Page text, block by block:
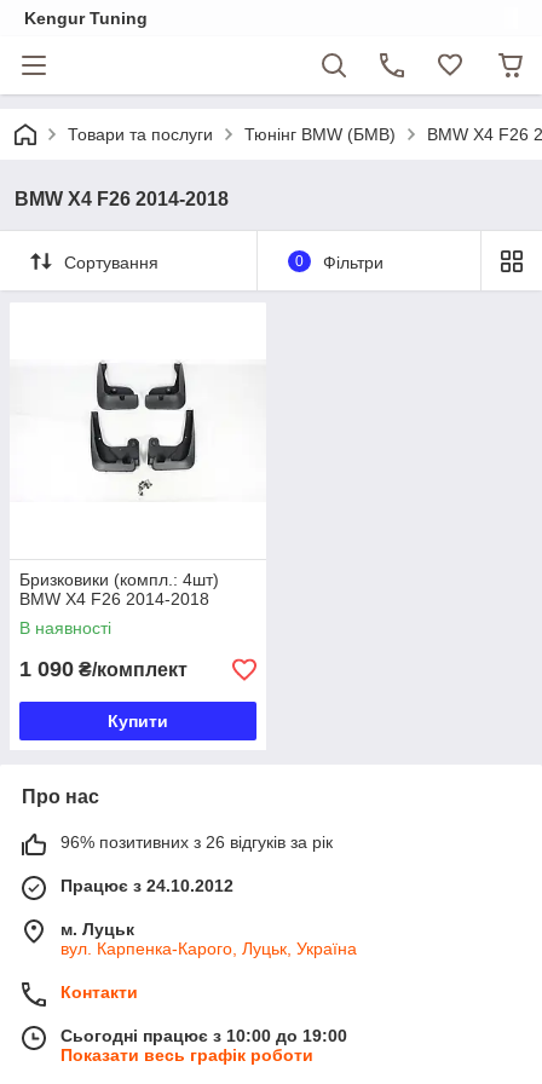
Kengur Tuning
Товари та послуги Тюнінг BMW (БМВ) BMW X4 F26
BMW X4 F26 2014-2018
Сортування 0 Фільтри
Бризковики (компл.: 4шт)
BMW X4 F26 2014-2018
В наявності
1 090 ₴/комплект
Купити
Про нас
96% позитивних з 26 відгуків за рік
Працює з 24.10.2012
м. Луцьк
вул. Карпенка-Карого, Луцьк, Україна
Контакти
Сьогодні працює з 10:00 до 19:00
Показати весь графік роботи